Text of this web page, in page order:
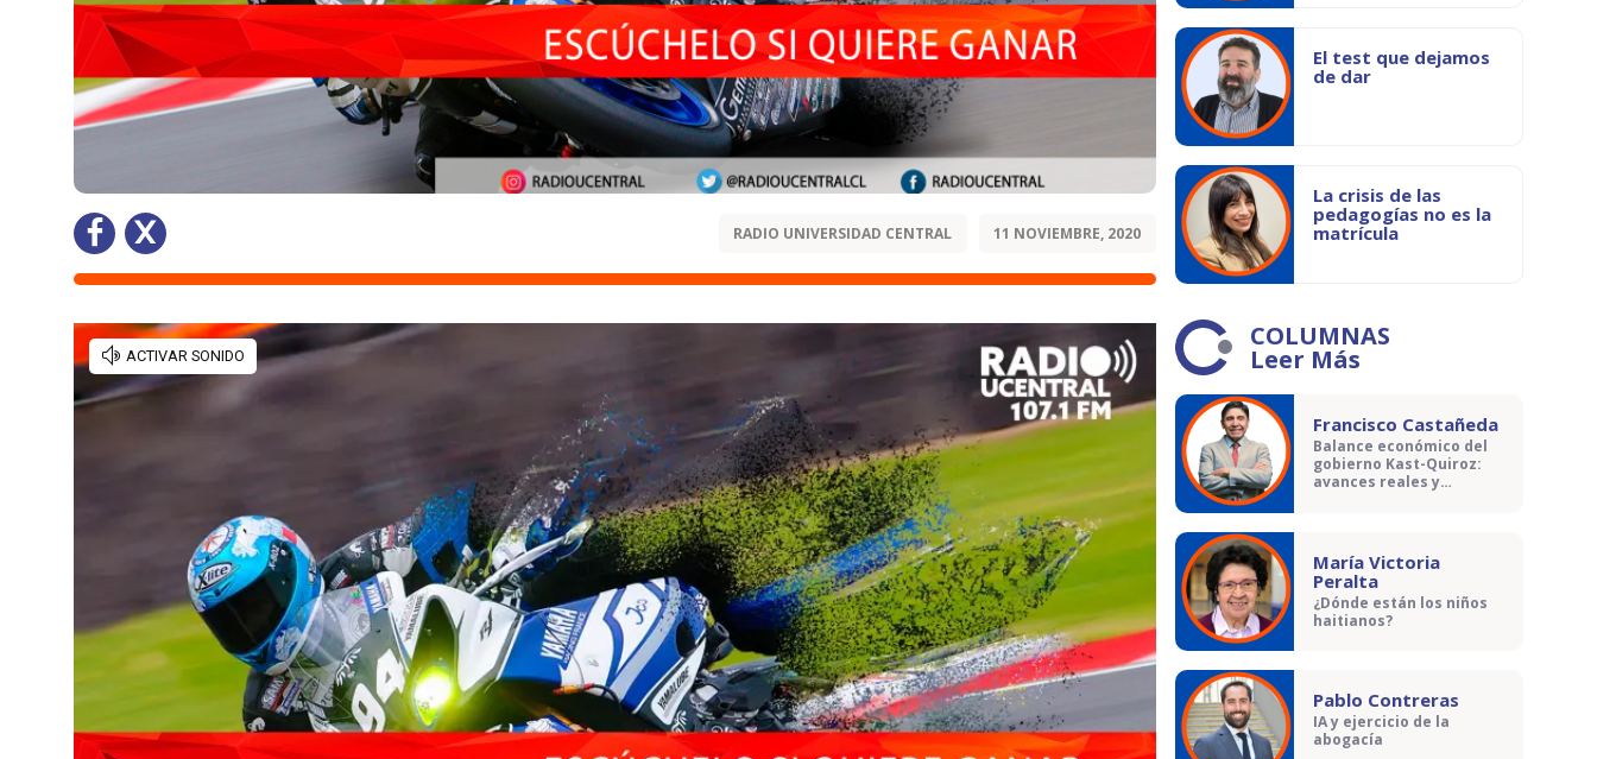
RADIO UNIVERSIDAD CENTRAL 11 NOVIEMBRE, 2020
El test que dejamos
de dar
La crisis de las
pedagogías no es la
matrícula
COLUMNAS
Leer Más
Francisco Castañeda
Balance económico del
gobierno Kast-Quiroz:
avances reales y
María Victoria
Peralta
¿Dónde están los niños
haitianos?
Pablo Contreras
IA y ejercicio de la
abogacía